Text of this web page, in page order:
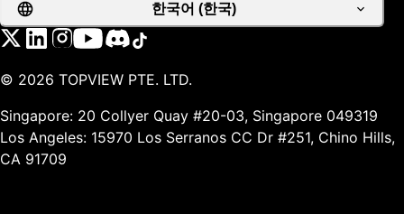
한국어 (한국)
© 2026 TOPVIEW PTE. LTD.
Singapore: 20 Collyer Quay #20-03, Singapore 049319
Los Angeles: 15970 Los Serranos CC Dr #251, Chino Hills,
CA 91709